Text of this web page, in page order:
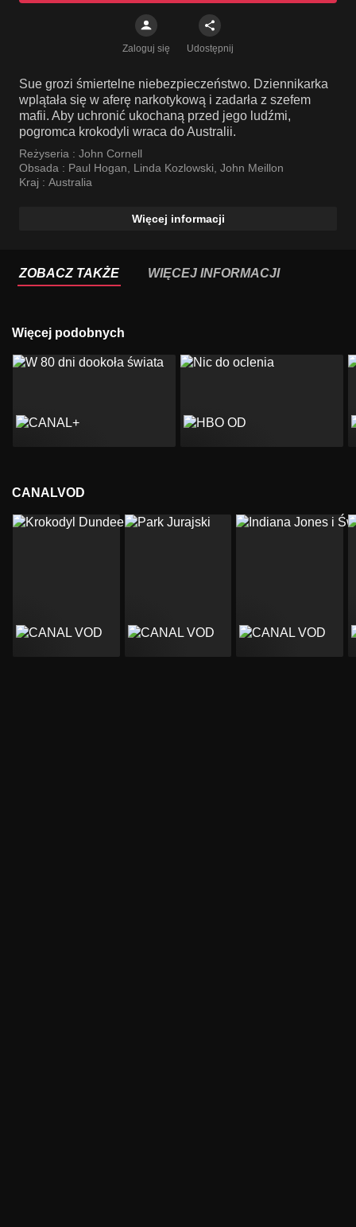
Zaloguj się Udostępnij
Sue grozi śmiertelne niebezpieczeństwo. Dziennikarka
wplątała się w aferę narkotykową i zadarła z szefem
mafii. Aby uchronić ukochaną przed jego ludźmi,
pogromca krokodyli wraca do Australii.
Reżyseria : John Cornell
Obsada : Paul Hogan, Linda Kozlowski, John Meillon
Kraj : Australia
Więcej informacji
ZOBACZ TAKŻE WIĘCEJ INFORMACJI
Więcej podobnych
CANALVOD